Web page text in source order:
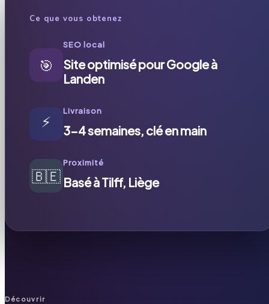
Ce que vous obtenez
🎯
SEO local
Site optimisé pour Google à
Landen
⚡
Livraison
3-4 semaines, clé en main
🇧🇪
Proximité
Basé à Tilff, Liège
Découvrir